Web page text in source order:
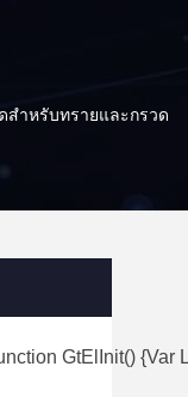
สำหรับทรายและกรวด
GtElInit() {var